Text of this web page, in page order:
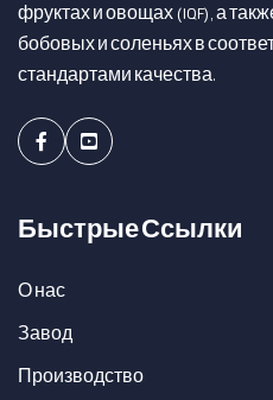
фруктах и овощах (IQF), а
бобовых и соленьях в
стандартами качества.
FacebookYoutube
Быстрые Ссылки
О нас
Завод
Производство